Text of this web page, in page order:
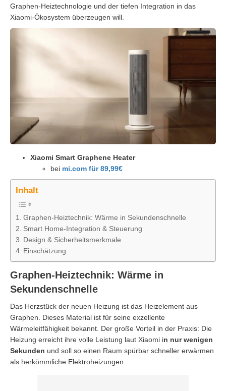
Graphen-Heiztechnologie und der tiefen Integration in das
Xiaomi-Ökosystem überzeugen will.
Xiaomi Smart Graphene Heater
bei mi.com für 89,99€
Inhalt
Graphen-Heiztechnik: Wärme in Sekundenschnelle
Smart Home-Integration & Steuerung
Design & Sicherheitsmerkmale
Einschätzung
Graphen-Heiztechnik: Wärme in
Sekundenschnelle
Das Herzstück der neuen Heizung ist das Heizelement aus
Graphen. Dieses Material ist für seine exzellente
Wärmeleitfähigkeit bekannt. Der große Vorteil in der Praxis: Die
Heizung erreicht ihre volle Leistung laut Xiaomi in nur wenigen
Sekunden und soll so einen Raum spürbar schneller erwärmen
als herkömmliche Elektroheizungen.